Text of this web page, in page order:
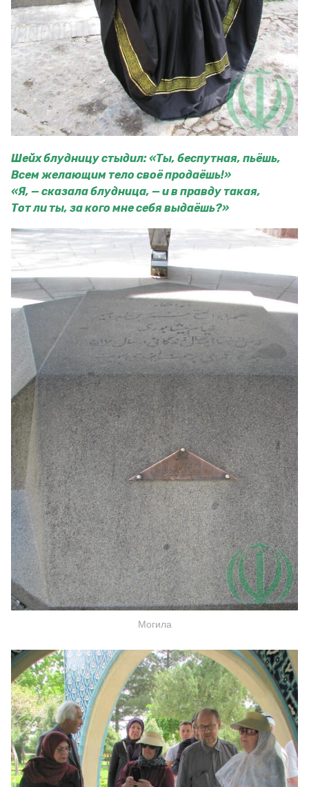
Шейх блудницу стыдил: «Ты, беспутная, пьёшь,
Всем желающим тело своё продаёшь!»
«Я, — сказала блудница, — и в правду такая,
Тот ли ты, за кого мне себя выдаёшь?»
Могила